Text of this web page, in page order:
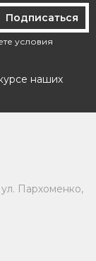
Подписаться
условия
наших
ул. Пархоменко,